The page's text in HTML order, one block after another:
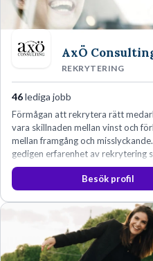
AxÖ
REKRYTERING
46lediga jobb
Förmågan att rekrytera rätt
vara skillnaden mellan vinst och
mellan framgång och
gedigen erfarenhet av rekrytering
konsultverksamhet har lärt oss
Besök profil